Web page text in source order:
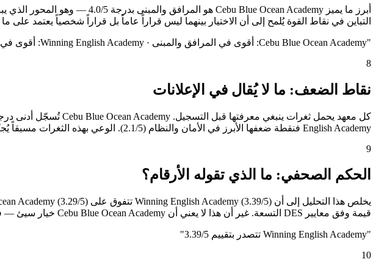
التباين في نقاط القوة يُلمح إلى أن الاختيار بينهما ليس قراراً عاماً بل قراراً شخصياً يعتمد على
"Cebu Blue Ocean Academy: أقوى في المرافق والمبنى · Winning English Academy: أقوى في الإقامة والأكل
8
نقاط الضعف: ما لا يُقال في الإعلانات
English Academy فنقطة ضعفها الأبرز في الأمان والنظام (2.1/5). الوعي بهذه الثغرات مسبقاً يُجنّب الطالب خيبة الأمل ويُمكّنه من التكيّف أو البحث عن بدائل.
9
الحكم الصحفي: ما الذي تقوله الأرقام؟
قيمة وفق معايير DES التسعة. غير أن هذا لا يعني أن Cebu Blue Ocean Academy خيار سيئ — فهي تظل خياراً قوياً لمن تتوافق أولوياته مع نقاط قوتها المحددة في الإقامة والأكل.
"Winning English Academy تتصدر بتقييم 3.39/5
"
10